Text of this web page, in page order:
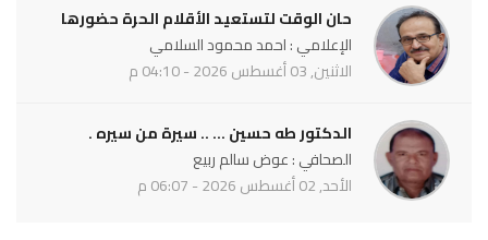
حان الوقت لتستعيد الأقلام الحرة حضورها
الإعلامي : احمد محمود السلامي
الاثنين, 03 أغسطس 2026 - 04:10 م
الدكتور طه حسين ... .. سيرة من سيره .
الصحافي : عوض سالم ربيع
الأحد, 02 أغسطس 2026 - 06:07 م